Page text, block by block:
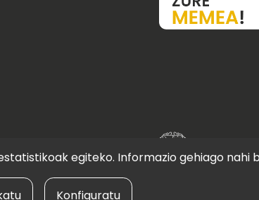
egiteko. Informazio gehiago nahi
Konfiguratu